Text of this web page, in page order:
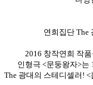
연희집단 The
2016 창작연희 작
인형극 <문둥왕자>는
The 광대의 스테디셀러!